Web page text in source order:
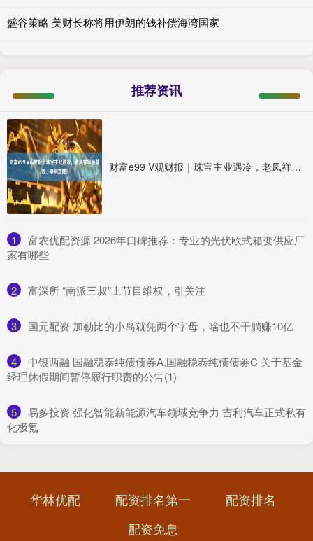
盛谷策略 美财长称将用伊朗的钱补偿海湾国家
推荐资讯
财富e99 V观财报｜珠宝主业遇冷，老凤祥年度营收、净利双降!
1
​富农优配资源 2026年口碑推荐：专业的光伏欧式箱变供应厂
家有哪些
2 ​富深所 “南派三叔”上节目维权，引关注
3 ​国元配资 加勒比的小岛就凭两个字母，啥也不干躺赚10亿
4
​中银两融 国融稳泰纯债债券A,国融稳泰纯债债券C 关于基金
经理休假期间暂停履行职责的公告(1)
5
​易多投资 强化智能新能源汽车领域竞争力 吉利汽车正式私有
化极氪
华林优配 配资排名第一
配资排名
配资免息